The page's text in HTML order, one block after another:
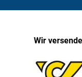
Wir